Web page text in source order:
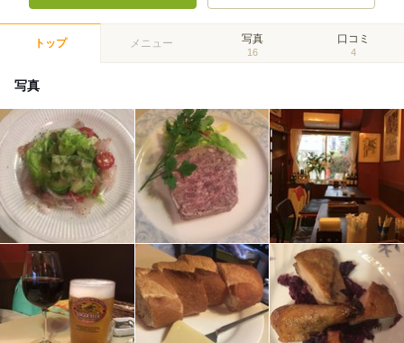
トップ メニュー 写真
16
口コミ
4
写真